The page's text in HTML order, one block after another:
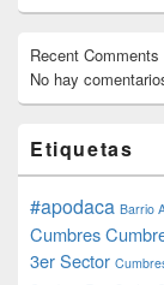
Recent Comments
No hay
Etiquetas
#apodaca Barrio
Cumbres
3er Sector